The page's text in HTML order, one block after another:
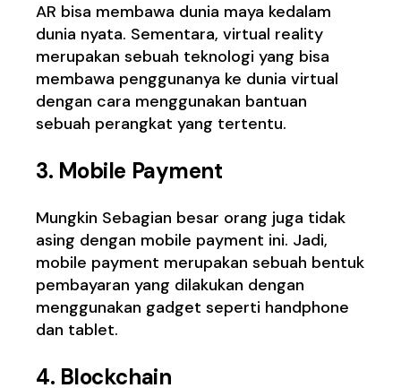
AR bisa membawa dunia maya kedalam
dunia nyata. Sementara, virtual reality
merupakan sebuah teknologi yang bisa
membawa penggunanya ke dunia virtual
dengan cara menggunakan bantuan
sebuah perangkat yang tertentu.
3. Mobile Payment
Mungkin Sebagian besar orang juga tidak
asing dengan mobile payment ini. Jadi,
mobile payment merupakan sebuah bentuk
pembayaran yang dilakukan dengan
menggunakan gadget seperti handphone
dan tablet.
4. Blockchain